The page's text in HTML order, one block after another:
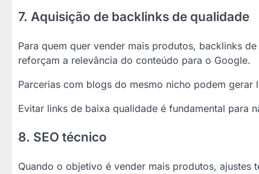
7. Aquisição de backlinks de qualidade
Para quem quer vender mais produtos, backlinks
reforçam a relevância do conteúdo para o Google.
Parcerias com blogs do mesmo nicho podem gerar
Evitar links de baixa qualidade é fundamental para
8. SEO técnico
Quando o objetivo é vender mais produtos, ajustes